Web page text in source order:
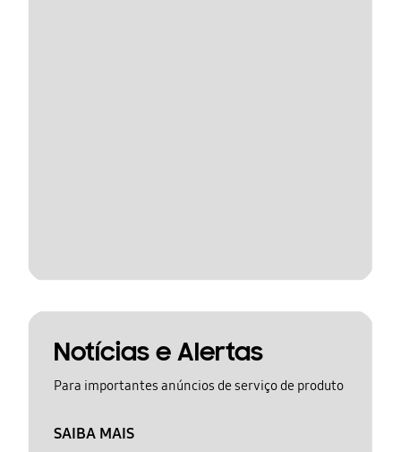
Notícias e Alertas
Para importantes anúncios de serviço de produto
SAIBA MAIS